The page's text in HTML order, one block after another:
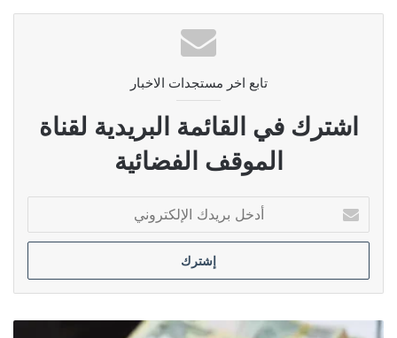
تابع اخر مستجدات الاخبار
اشترك في القائمة البريدية لقناة
الموقف الفضائية
بريدك
الإلكتروني
السورجي: